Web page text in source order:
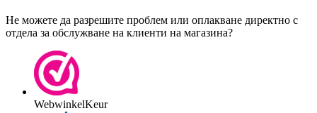
Не можете да разрешите проблем или оплакване директно с
отдела за обслужване на клиенти на магазина?
WebwinkelKeur